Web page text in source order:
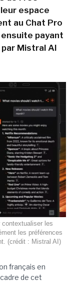
espace
au Chat Pro
payant
Mistral AI
contextualiser les
les préférences
(crédit : Mistral AI)
français en
de cet